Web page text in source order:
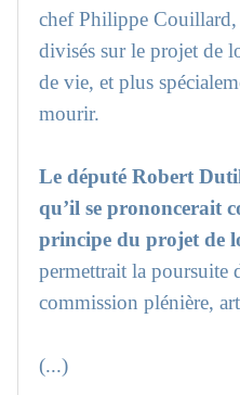
chef Philippe Couillard,
divisés sur le projet de
de vie, et plus
mourir.
Le député Robert
qu’il se prononcerait
principe du projet de
permettrait la poursuite
commission plénière,
(...)